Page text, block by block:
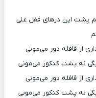
پشت این درهای قفل علی
از قافله دور می‌مونی
نه پشت کنکور می‌مونی
از قافله دور می‌مونی
نه پشت کنکور می‌مونی